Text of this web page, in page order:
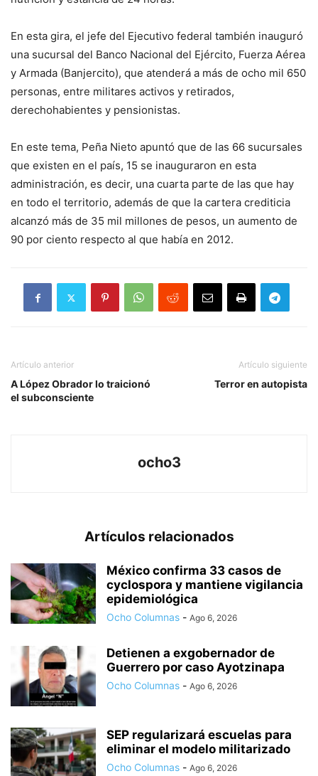
En esta gira, el jefe del Ejecutivo federal también inauguró
una sucursal del Banco Nacional del Ejército, Fuerza Aérea
y Armada (Banjercito), que atenderá a más de ocho mil 650
personas, entre militares activos y retirados,
derechohabientes y pensionistas.
En este tema, Peña Nieto apuntó que de las 66 sucursales
que existen en el país, 15 se inauguraron en esta
administración, es decir, una cuarta parte de las que hay
en todo el territorio, además de que la cartera crediticia
alcanzó más de 35 mil millones de pesos, un aumento de
90 por ciento respecto al que había en 2012.
Artículo anterior
A López Obrador lo traicionó
el subconsciente
Artículo siguiente
Terror en autopista
ocho3
Artículos relacionados
México confirma 33 casos de
cyclospora y mantiene vigilancia
epidemiológica
Ocho Columnas - Ago 6, 2026
Detienen a exgobernador de
Guerrero por caso Ayotzinapa
Ocho Columnas - Ago 6, 2026
SEP regularizará escuelas para
eliminar el modelo militarizado
Ocho Columnas - Ago 6, 2026